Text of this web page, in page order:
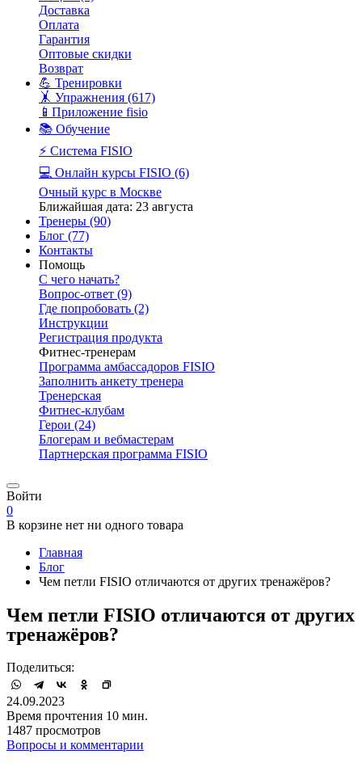
Доставка
Оплата
Гарантия
Оптовые скидки
Возврат
💪 Тренировки
🤸 Упражнения (617)
📱Приложение fisio
📚 Обучение
⚡️ Система FISIO
💻 Онлайн курсы FISIO (6)
Очный курс в Москве
Ближайшая дата: 23 августа
Тренеры (90)
Блог (77)
Контакты
Помощь
С чего начать?
Вопрос-ответ (9)
Где попробовать (2)
Инструкции
Регистрация продукта
Фитнес-тренерам
Программа амбассадоров FISIO
Заполнить анкету тренера
Тренерская
Фитнес-клубам
Герои (24)
Блогерам и вебмастерам
Партнерская программа FISIO
Войти
0
В корзине нет ни одного товара
Главная
Блог
Чем петли FISIO отличаются от других тренажёров?
Чем петли FISIO отличаются от других
тренажёров?
Поделиться:
24.09.2023
Время прочтения 10 мин.
1487 просмотров
Вопросы и комментарии